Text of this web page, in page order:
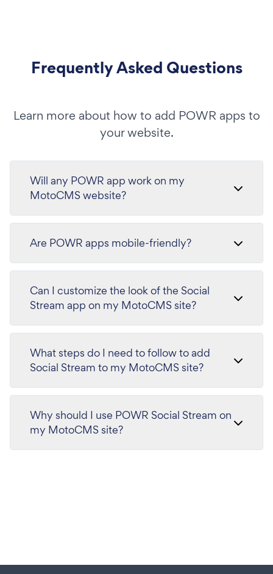
Frequently Asked Questions
Learn more about how to add POWR apps to
your website.
Will any POWR app work on my
MotoCMS website?
Are POWR apps mobile-friendly?
Can I customize the look of the Social
Stream app on my MotoCMS site?
What steps do I need to follow to add
Social Stream to my MotoCMS site?
Why should I use POWR Social Stream on
my MotoCMS site?